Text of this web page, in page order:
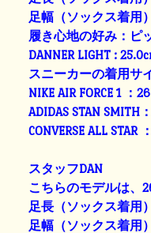
足幅（ソックス着用
履き心地の好み：ピ
DANNER LIGHT :
スニーカーの着用サ
NIKE AIR FORCE 1 ：
ADIDAS STAN SMITH
CONVERSE ALL STAR
スタッフDAN
こちらのモデルは、
足長（ソックス着用
足幅（ソックス着用